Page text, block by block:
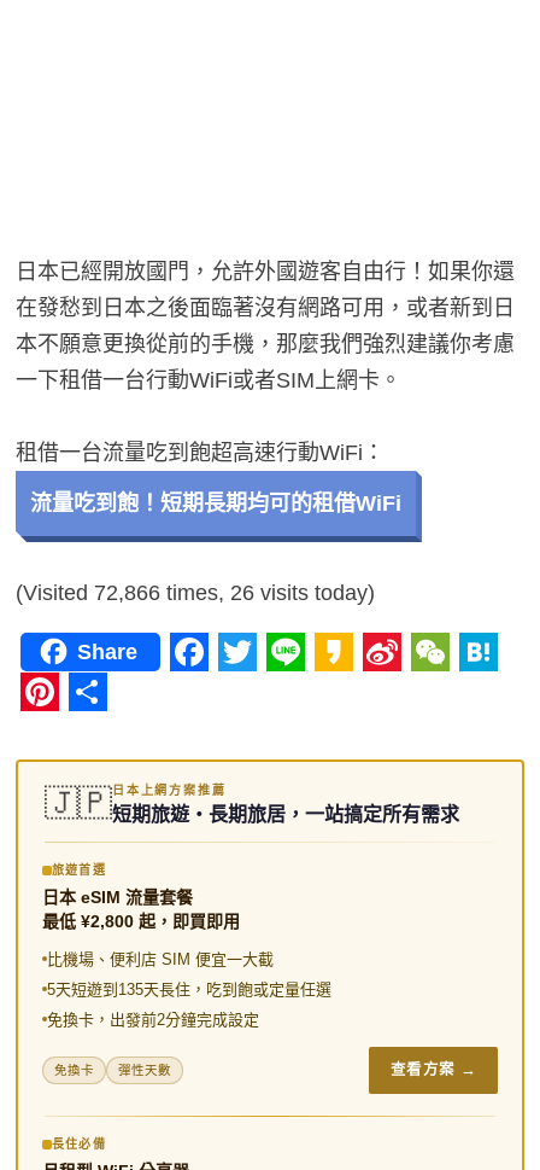
日本已經開放國門，允許外國遊客自由行！如果你還
在發愁到日本之後面臨著沒有網路可用，或者新到日
本不願意更換從前的手機，那麼我們強烈建議你考慮
一下租借一台行動WiFi或者SIM上網卡。
租借一台流量吃到飽超高速行動WiFi：
流量吃到飽！短期長期均可的租借WiFi
(Visited 72,866 times, 26 visits today)
Share
c
e
b
o
o
k
i
t
t
r
n
e
k
a
o
n
a
W
C
h
a
t
i
e
e
享
🇯🇵日本上網方案推薦
短期旅遊・長期旅居，一站搞定所有需求
旅遊首選
日本 eSIM 流量套餐
最低 ¥2,800 起，即買即用
比機場、便利店 SIM 便宜一大截
5天短遊到135天長住，吃到飽或定量任選
免換卡，出發前2分鐘完成設定
免換卡 彈性天數 查看方案 →
長住必備